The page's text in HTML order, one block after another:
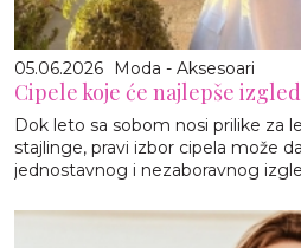
05.06.2026 Moda - Aksesoari
Cipele koje će najlepše
Dok leto sa sobom nosi prilike za
stajlinge, pravi izbor cipela može
jednostavnog i nezaboravnog